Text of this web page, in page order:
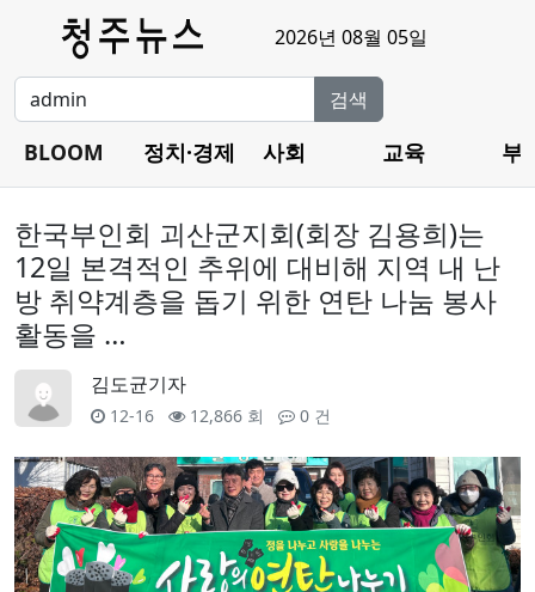
2026년 08월 05일
검색
BLOOM 정치·경제 사회 교육 부
한국부인회 괴산군지회(회장 김용희)는
12일 본격적인 추위에 대비해 지역 내 난
방 취약계층을 돕기 위한 연탄 나눔 봉사
활동을 …
김도균기자
12-16 12,866 회 0 건